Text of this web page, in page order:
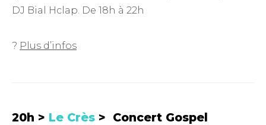
DJ Bial Hclap. De 18h à 22h
? Plus d’infos
20h > Le Crès > Concert Gospel